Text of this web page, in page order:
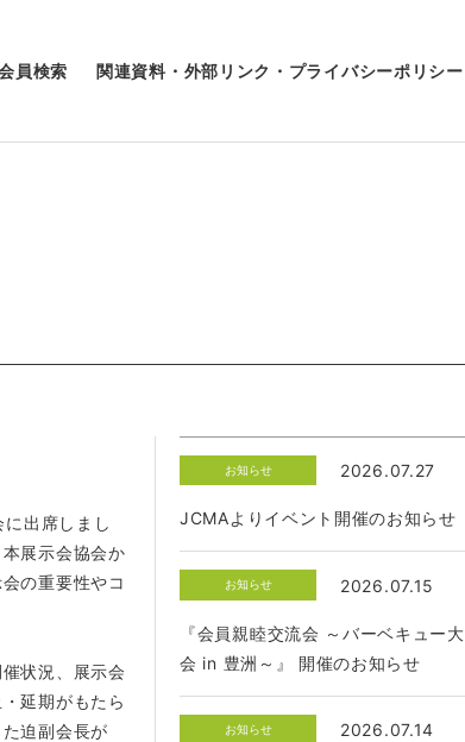
員検索 関連資料・外部リンク・プライバシーポリシー
出席しまし
展示会協会か
の重要性やコ
状況、展示会
延期がもたら
迫副会長が
お知らせ 2026.07.27
JCMAよりイベント開催のお知らせ
お知らせ 2026.07.15
『会員親睦交流会 ～バーベキュー大
会 in 豊洲～』 開催のお知らせ
お知らせ 2026.07.14